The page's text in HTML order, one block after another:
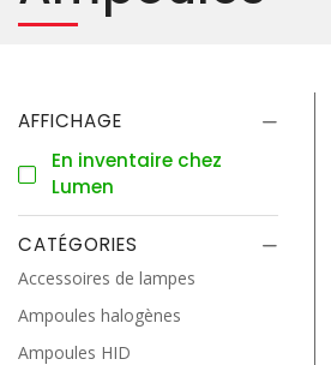
AFFICHAGE
En inventaire chez
Lumen
CATÉGORIES
Accessoires de lampes
Ampoules halogènes
Ampoules HID